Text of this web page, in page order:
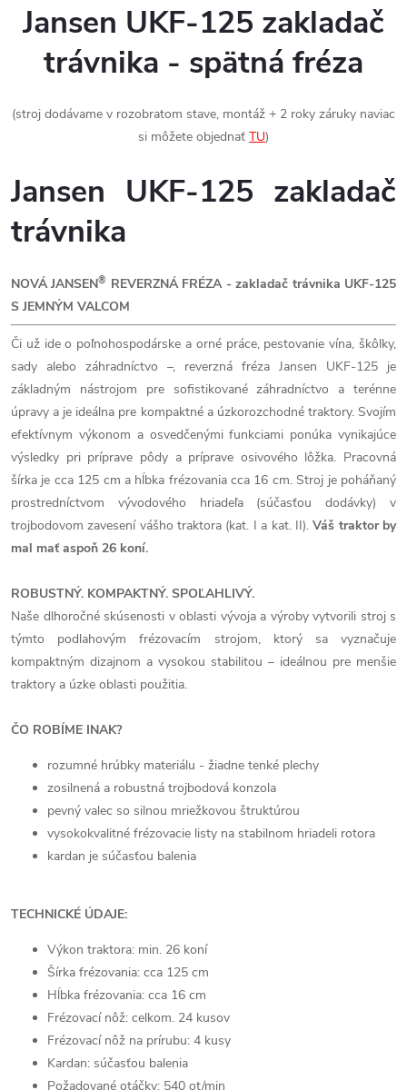
Jansen UKF-125 zakladač
trávnika - spätná fréza
(stroj dodávame v rozobratom stave, montáž + 2 roky záruky naviac
si môžete objednať TU)
Jansen UKF-125 zakladač
trávnika
NOVÁ JANSEN® REVERZNÁ FRÉZA - zakladač trávnika UKF-125
S JEMNÝM VALCOM
Či už ide o poľnohospodárske a orné práce, pestovanie vína, škôlky,
sady alebo záhradníctvo –, reverzná fréza Jansen UKF-125 je
základným nástrojom pre sofistikované záhradníctvo a terénne
úpravy a je ideálna pre kompaktné a úzkorozchodné traktory. Svojím
efektívnym výkonom a osvedčenými funkciami ponúka vynikajúce
výsledky pri príprave pôdy a príprave osivového lôžka. Pracovná
šírka je cca 125 cm a hĺbka frézovania cca 16 cm. Stroj je poháňaný
prostredníctvom vývodového hriadeľa (súčasťou dodávky) v
trojbodovom zavesení vášho traktora (kat. I a kat. II). Váš traktor by
mal mať aspoň 26 koní.
ROBUSTNÝ. KOMPAKTNÝ. SPOĽAHLIVÝ.
Naše dlhoročné skúsenosti v oblasti vývoja a výroby vytvorili stroj s
týmto podlahovým frézovacím strojom, ktorý sa vyznačuje
kompaktným dizajnom a vysokou stabilitou – ideálnou pre menšie
traktory a úzke oblasti použitia.
ČO ROBÍME INAK?
rozumné hrúbky materiálu - žiadne tenké plechy
zosilnená a robustná trojbodová konzola
pevný valec so silnou mriežkovou štruktúrou
vysokokvalitné frézovacie listy na stabilnom hriadeli rotora
kardan je súčasťou balenia
TECHNICKÉ ÚDAJE:
Výkon traktora: min. 26 koní
Šírka frézovania: cca 125 cm
Hĺbka frézovania: cca 16 cm
Frézovací nôž: celkom. 24 kusov
Frézovací nôž na prírubu: 4 kusy
Kardan: súčasťou balenia
Požadované otáčky: 540 ot/min